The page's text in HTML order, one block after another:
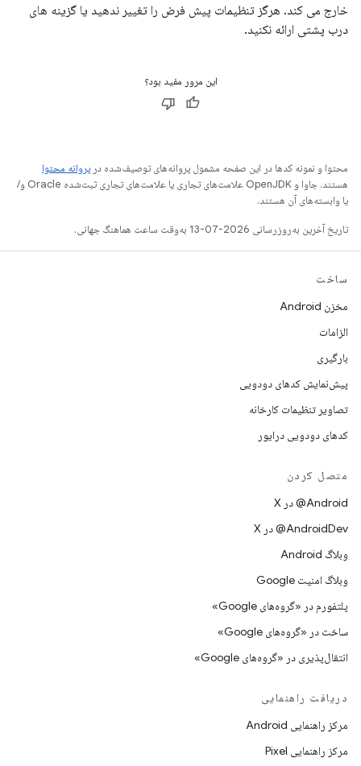
خارج می کند. هرگز تنظیمات پیش فرض را تغییر ندهید یا گزینه های
درب پشتی ارائه نکنید.
این مرور مفید بود؟
محتوا و نمونه کدها در این صفحه مشمول پروانه‌های توصیف‌شده در پروانه محتوا
هستند. جاوا و OpenJDK علامت‌های تجاری یا علامت‌های تجاری ثبت‌شده Oracle و/
یا وابسته‌های آن هستند.
تاریخ آخرین به‌روزرسانی 2026-07-13 به‌وقت ساعت هماهنگ جهانی.
ساخت
مخزن Android
الزامات
بارگیری
پیش‌نمایش کدهای دودویی
تصاویر تنظیمات کارخانه
کدهای دودویی درایور
متصل کردن
‫‎@Android در X
‫‎@AndroidDev در X
وبلاگ Android
وبلاگ امنیت Google
پلتفورم در «گروه‌های Google»
ساخت در «گروه‌های Google»
انتقال‌پذیری در «گروه‌های Google»
دریافت راهنمایی
مرکز راهنمایی Android
مرکز راهنمایی Pixel